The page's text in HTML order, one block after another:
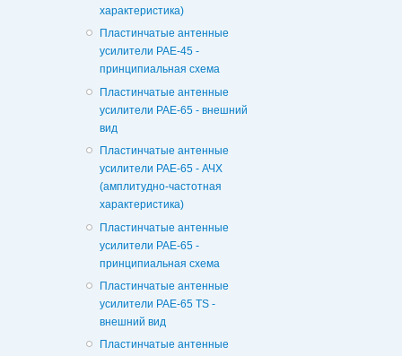
характеристика)
Пластинчатые антенные
усилители РАЕ-45 -
принципиальная схема
Пластинчатые антенные
усилители РАЕ-65 - внешний
вид
Пластинчатые антенные
усилители РАЕ-65 - АЧХ
(амплитудно-частотная
характеристика)
Пластинчатые антенные
усилители РАЕ-65 -
принципиальная схема
Пластинчатые антенные
усилители РАЕ-65 TS -
внешний вид
Пластинчатые антенные